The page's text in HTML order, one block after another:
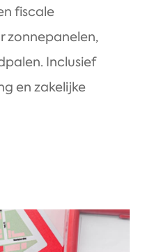
fiscale
zonnepanelen,
Inclusief
en zakelijke